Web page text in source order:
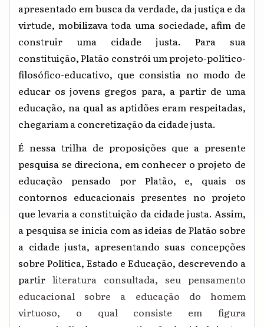
apresentado em busca da verdade, da justiça e da
virtude, mobilizava toda uma sociedade, afim de
construir uma cidade justa. Para sua
constituição, Platão constrói um projeto-político-
filosófico-educativo, que consistia no modo de
educar os jovens gregos para, a partir de uma
educação, na qual as aptidões eram respeitadas,
chegariam a concretização da cidade justa.
É nessa trilha de proposições que a presente
pesquisa se direciona, em conhecer o projeto de
educação pensado por Platão, e, quais os
contornos educacionais presentes no projeto
que levaria a constituição da cidade justa. Assim,
a pesquisa se inicia com as ideias de Platão sobre
a cidade justa, apresentando suas concepções
sobre Política, Estado e Educação, descrevendo a
partir literatura consultada, seu pensamento
educacional sobre a educação do homem
virtuoso, o qual consiste em figura